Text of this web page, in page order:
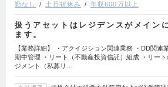
勤なし
土日祝休み 年収600万以上
扱うアセットはレジデンスがメイン
ます。
【業務詳細】 ・アクイジション関連業務 ・DD関連
期中管理 ・リート（不動産投資信託）組成 ・リート
ジメント（私募リ…